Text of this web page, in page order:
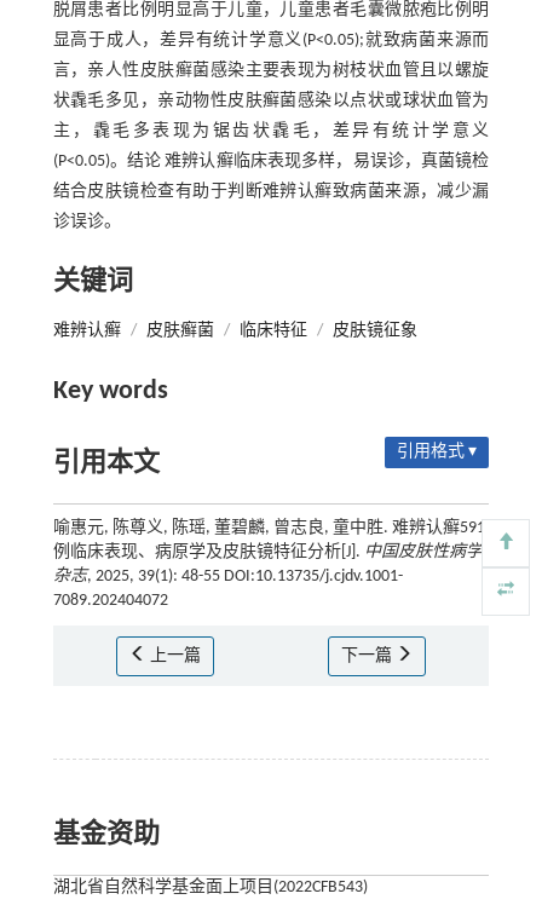
脱屑患者比例明显高于儿童，儿童患者毛囊微脓疱比例明
显高于成人，差异有统计学意义(P<0.05);就致病菌来源而
言，亲人性皮肤癣菌感染主要表现为树枝状血管且以螺旋
状毳毛多见，亲动物性皮肤癣菌感染以点状或球状血管为
主，毳毛多表现为锯齿状毳毛，差异有统计学意义
(P<0.05)。结论 难辨认癣临床表现多样，易误诊，真菌镜检
结合皮肤镜检查有助于判断难辨认癣致病菌来源，减少漏
诊误诊。
关键词
难辨认癣 / 皮肤癣菌 / 临床特征 / 皮肤镜征象
Key words
引用本文 引用格式 ▾
喻惠元, 陈尊义, 陈瑶, 董碧麟, 曾志良, 童中胜. 难辨认癣591
例临床表现、病原学及皮肤镜特征分析[J]. 中国皮肤性病学
杂志, 2025, 39(1): 48-55 DOI:10.13735/j.cjdv.1001-
7089.202404072
上一篇 下一篇
基金资助
湖北省自然科学基金面上项目(2022CFB543)